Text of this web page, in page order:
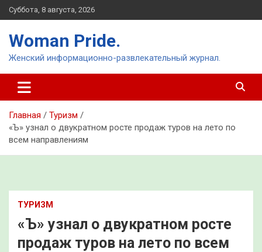
Перейти
к
Суббота, 8 августа, 2026
Woman Pride.
Женский информационно-развлекательный журнал.
Главная
Туризм
«Ъ» узнал о двукратном росте продаж туров на лето по
всем направлениям
ТУРИЗМ
«Ъ» узнал о двукратном росте
продаж туров на лето по всем